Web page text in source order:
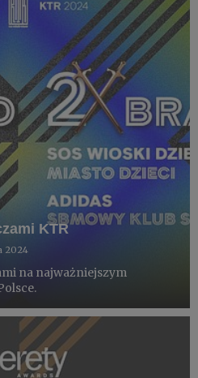
KTR
2024
na najważniejszym